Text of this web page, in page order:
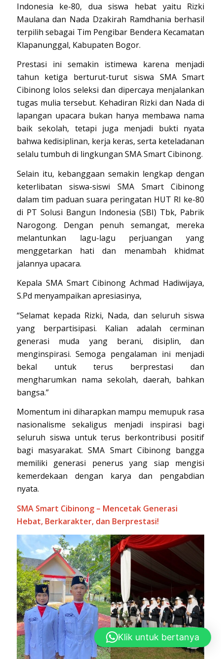
Indonesia ke-80, dua siswa hebat yaitu Rizki
Maulana dan Nada Dzakirah Ramdhania berhasil
terpilih sebagai Tim Pengibar Bendera Kecamatan
Klapanunggal, Kabupaten Bogor.
Prestasi ini semakin istimewa karena menjadi
tahun ketiga berturut-turut siswa SMA Smart
Cibinong lolos seleksi dan dipercaya menjalankan
tugas mulia tersebut. Kehadiran Rizki dan Nada di
lapangan upacara bukan hanya membawa nama
baik sekolah, tetapi juga menjadi bukti nyata
bahwa kedisiplinan, kerja keras, serta keteladanan
selalu tumbuh di lingkungan SMA Smart Cibinong.
Selain itu, kebanggaan semakin lengkap dengan
keterlibatan siswa-siswi SMA Smart Cibinong
dalam tim paduan suara peringatan HUT RI ke-80
di PT Solusi Bangun Indonesia (SBI) Tbk, Pabrik
Narogong. Dengan penuh semangat, mereka
melantunkan lagu-lagu perjuangan yang
menggetarkan hati dan menambah khidmat
jalannya upacara.
Kepala SMA Smart Cibinong Achmad Hadiwijaya,
S.Pd menyampaikan apresiasinya,
“Selamat kepada Rizki, Nada, dan seluruh siswa
yang berpartisipasi. Kalian adalah cerminan
generasi muda yang berani, disiplin, dan
menginspirasi. Semoga pengalaman ini menjadi
bekal untuk terus berprestasi dan
mengharumkan nama sekolah, daerah, bahkan
bangsa.”
Momentum ini diharapkan mampu memupuk rasa
nasionalisme sekaligus menjadi inspirasi bagi
seluruh siswa untuk terus berkontribusi positif
bagi masyarakat. SMA Smart Cibinong bangga
memiliki generasi penerus yang siap mengisi
kemerdekaan dengan karya dan pengabdian
nyata.
SMA Smart Cibinong – Mencetak Generasi
Hebat, Berkarakter, dan Berprestasi!
Klik untuk bertanya